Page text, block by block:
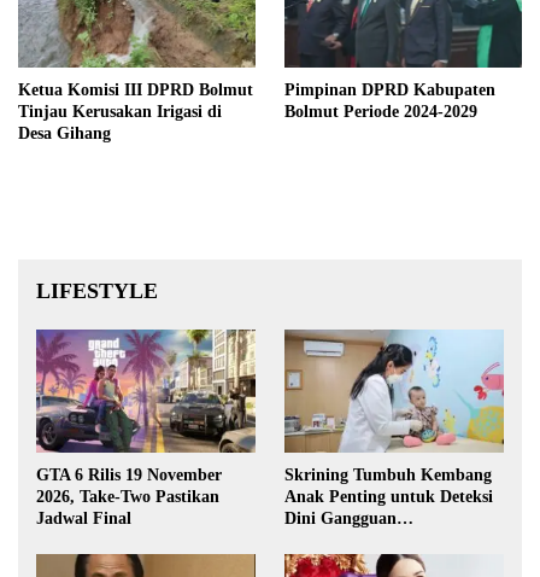
Ketua Komisi III DPRD Bolmut
Tinjau Kerusakan Irigasi di
Desa Gihang
Pimpinan DPRD Kabupaten
Bolmut Periode 2024-2029
LIFESTYLE
GTA 6 Rilis 19 November
2026, Take-Two Pastikan
Jadwal Final
Skrining Tumbuh Kembang
Anak Penting untuk Deteksi
Dini Gangguan